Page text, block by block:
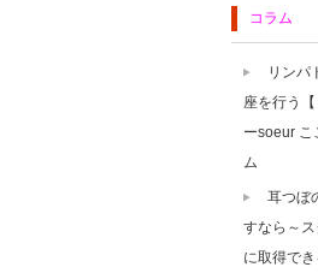
コラム
リンパ
座を行う
ーsoeur こ
ム
耳つぼ
すなら～
に取得で